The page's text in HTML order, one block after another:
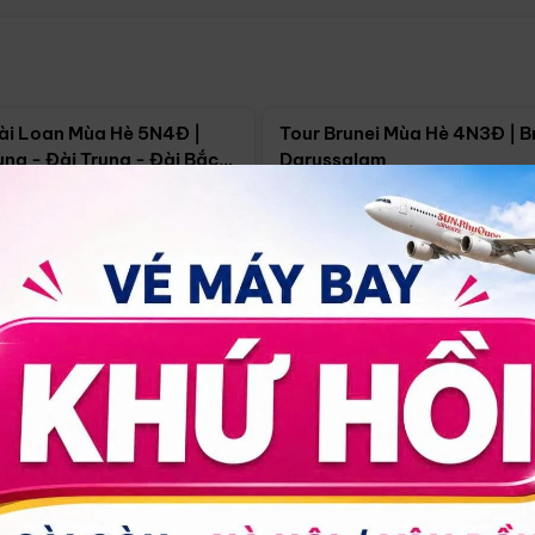
Loan Mùa Hè 5N4Đ |
- Đài Trung - Đài Bắc
18/09
Tour Brunei Mùa Hè 4N3Đ |
Darussalam
Hồ Chí Minh 4N3Đ
30/08 17/09 24/09
14.499.000đ Xem chi